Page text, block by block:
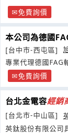
免費詢價
本公司為德國
[台中市-西屯區]
專業代理德國FAG
航太產業均有使用
免費詢價
台北金電容經銷
[台北市-中山區]
英鈦股份有限公司